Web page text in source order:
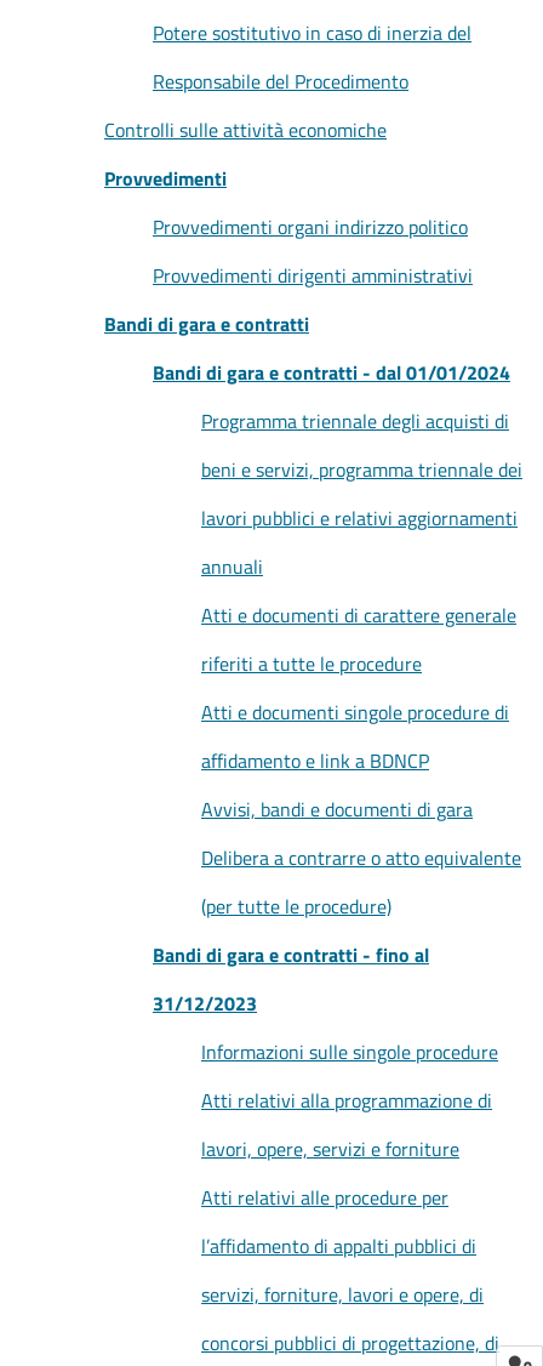
Potere sostitutivo in caso di inerzia del
Responsabile del Procedimento
Controlli sulle attività economiche
Provvedimenti
Provvedimenti organi indirizzo politico
Provvedimenti dirigenti amministrativi
Bandi di gara e contratti
Bandi di gara e contratti - dal 01/01/2024
Programma triennale degli acquisti di
beni e servizi, programma triennale dei
lavori pubblici e relativi aggiornamenti
annuali
Atti e documenti di carattere generale
riferiti a tutte le procedure
Atti e documenti singole procedure di
affidamento e link a BDNCP
Avvisi, bandi e documenti di gara
Delibera a contrarre o atto equivalente
(per tutte le procedure)
Bandi di gara e contratti - fino al
31/12/2023
Informazioni sulle singole procedure
Atti relativi alla programmazione di
lavori, opere, servizi e forniture
Atti relativi alle procedure per
l’affidamento di appalti pubblici di
servizi, forniture, lavori e opere, di
concorsi pubblici di progettazione, di